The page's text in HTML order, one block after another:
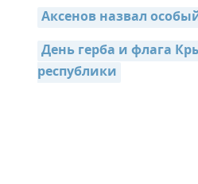
Аксенов назвал
День герба и флага
республики